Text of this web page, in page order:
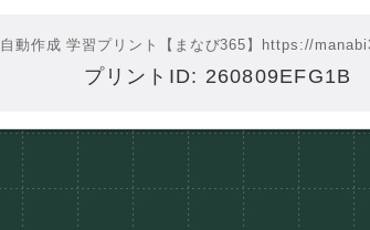
自動作成 学習プリント【まなび365】 https://
プリントID: 260809EFG1B